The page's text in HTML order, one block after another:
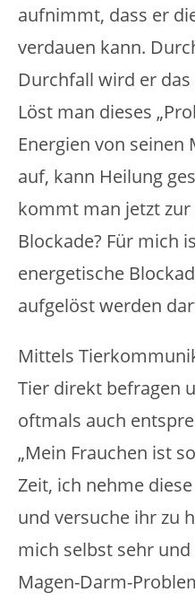
aufnimmt, dass er
verdauen kann.
Durchfall wird er
Löst man dieses
Energien von
auf, kann Heilung
kommt man jetzt zur
Blockade? Für mich
energetische
aufgelöst werden
Mittels
Tier direkt befragen
oftmals auch
„Mein Frauchen ist
Zeit, ich nehme
und versuche ihr zu
mich selbst sehr
Magen-Darm-